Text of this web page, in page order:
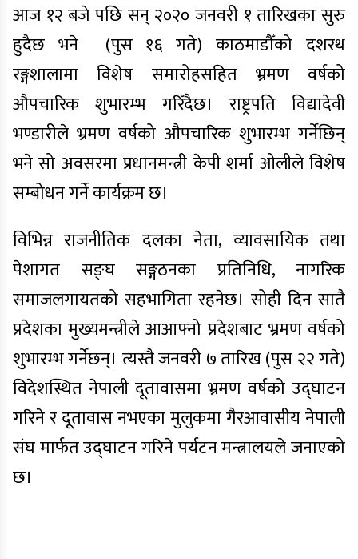
आज १२ बजे पछि सन् २०२० जनवरी १ तारिखका सुरु
हुदैछ भने
(पुस १६ गते) काठमाडौँको दशरथ
रङ्गशालामा विशेष समारोहसहित भ्रमण वर्षको
औपचारिक शुभारम्भ गरिँदैछ। राष्ट्रपति विद्यादेवी
भण्डारीले भ्रमण वर्षको औपचारिक शुभारम्भ गर्नेछिन्
भने सो अवसरमा प्रधानमन्त्री केपी शर्मा ओलीले विशेष
सम्बोधन गर्ने कार्यक्रम छ।
विभिन्न राजनीतिक दलका नेता, व्यावसायिक तथा
पेशागत सङ्घ सङ्गठनका प्रतिनिधि, नागरिक
समाजलगायतको सहभागिता रहनेछ। सोही दिन सातै
प्रदेशका मुख्यमन्त्रीले आआफ्नो प्रदेशबाट भ्रमण वर्षको
शुभारम्भ गर्नेछन्। त्यस्तै जनवरी ७ तारिख (पुस २२ गते)
विदेशस्थित नेपाली दूतावासमा भ्रमण वर्षको उद्घाटन
गरिने र दूतावास नभएका मुलुकमा गैरआवासीय नेपाली
संघ मार्फत उद्घाटन गरिने पर्यटन मन्त्रालयले जनाएको
छ।